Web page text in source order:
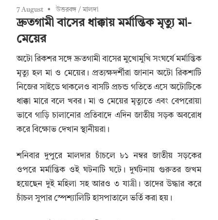
7 August উত্তরবঙ্গ /মালদা
দ্রুতগামী বাসের ধাক্কায় মর্মান্তিক মৃত্যু মা-
মেয়ের
অটো রিকশর সঙ্গে দ্রুতগামী বাসের মুখোমুখি সংঘর্ষে মর্মান্তিক
মৃত্যু হল মা ও মেয়ের। প্রত্যক্ষদর্শীরা জানান অটো রিকশাটি
নিজের সাইডে থাকলেও বাসটি প্রচন্ড গতিতে এসে অটোটিকে
ধাক্কা মারে বলে খবর। মা ও মেয়ের মৃত্যুতে এবং বেপরোয়া
ভাবে গাড়ি চালানোর প্রতিবাদে এদিন জাতীয় সড়ক অবরোধ
করে বিক্ষোভ দেখান স্থানীয়রা।
শনিবার দুপুরে মালদার চাঁচলে ৮১ নম্বর জাতীয় সড়কের
ওপরে মর্মান্তিক ওই ঘটনাটি ঘটে। দুর্ঘটনায় গুরুতর জখম
হয়েছেন দুই মহিলা সহ আরও ৩ যাত্রী। তাদের উদ্ধার করে
চাঁচল সুপার স্পেশ্যালিটি হাসপাতালে ভর্তি করা হয়।